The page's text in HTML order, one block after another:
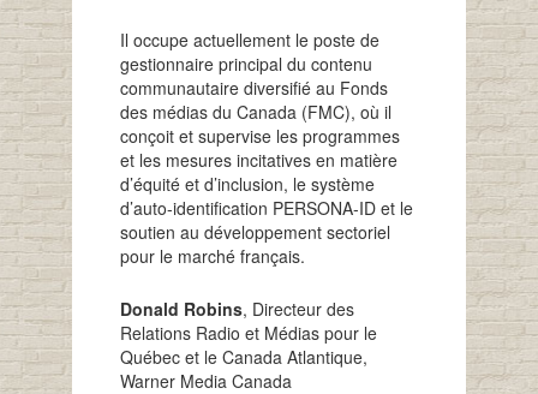
Il occupe actuellement le poste de
gestionnaire principal du contenu
communautaire diversifié au Fonds
des médias du Canada (FMC), où il
conçoit et supervise les programmes
et les mesures incitatives en matière
d’équité et d’inclusion, le système
d’auto-identification PERSONA-ID et le
soutien au développement sectoriel
pour le marché français.
Donald Robins, Directeur des
Relations Radio et Médias pour le
Québec et le Canada Atlantique,
Warner Media Canada